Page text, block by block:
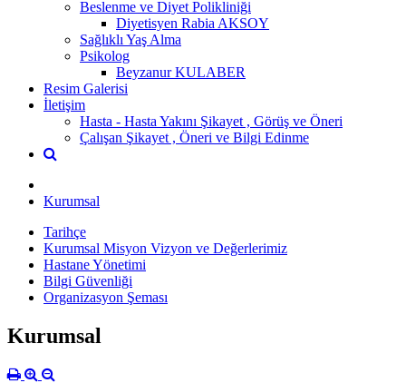
Beslenme ve Diyet Polikliniği
Diyetisyen Rabia AKSOY
Sağlıklı Yaş Alma
Psikolog
Beyzanur KULABER
Resim Galerisi
İletişim
Hasta - Hasta Yakını Şikayet , Görüş ve Öneri
Çalışan Şikayet , Öneri ve Bilgi Edinme
Kurumsal
Tarihçe
Kurumsal Misyon Vizyon ve Değerlerimiz
Hastane Yönetimi
Bilgi Güvenliği
Organizasyon Şeması
Kurumsal